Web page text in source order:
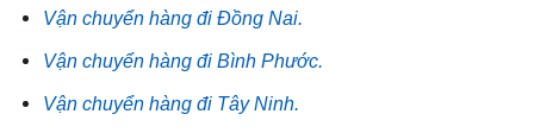
Vận chuyển hàng đi Đồng Nai.
Vận chuyển hàng đi Bình Phước.
Vận chuyển hàng đi Tây Ninh.